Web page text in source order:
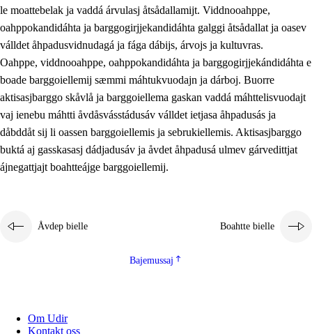
3.1 Sebrudahtte oahppambirás
3.2 Åhpadibme ja hiebadum åhpadus
3.3 Aktisasjbarggo sijda ja skåvlå gaskan
3.4 Åhpadus åhpadusvidnudagán ja barggoiellemin
le moattebelak ja vaddá árvulasj åtsådallamijt. Viddnooahppe,
oahppokandidáhta ja barggogirjjekandidáhta galggi åtsådallat ja oasev
válldet åhpadusvidnudagá ja fága dábijs, árvojs ja kultuvras.
Oahppe, viddnooahppe, oahppokandidáhta ja barggogirjjekándidáhta e
boade barggoiellemij sæmmi máhtukvuodajn ja dárboj. Buorre
aktisasjbarggo skåvlå ja barggoiellema gaskan vaddá máhttelisvuodajt
vaj ienebu máhtti åvdåsvásstádusáv válldet ietjasa åhpadusás ja
dåbddåt sij li oassen barggoiellemis ja sebrukiellemis. Aktisasjbarggo
buktá aj gasskasasj dádjadusáv ja åvdet åhpadusá ulmev gárvedittjat
ájnegattjajt boahtteájge barggoiellemij.
Åvdep bielle Boahtte bielle
Bajemussaj
Om Udir
Kontakt oss